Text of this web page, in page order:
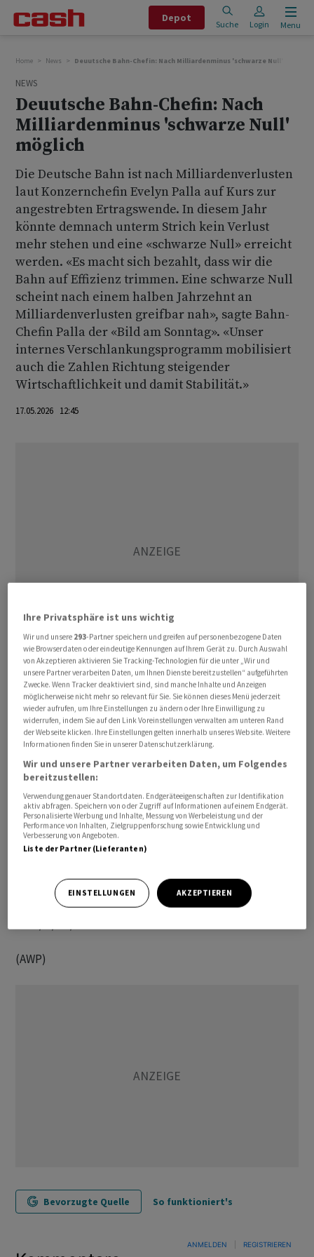
Depot
Suche Login Menu
Home News Deuutsche Bahn-Chefin: Nach Milliardenminus 'schwarze Null' möglich
NEWS
Deuutsche Bahn-Chefin: Nach
Milliardenminus 'schwarze Null'
möglich
Die Deutsche Bahn ist nach Milliardenverlusten
laut Konzernchefin Evelyn Palla auf Kurs zur
angestrebten Ertragswende. In diesem Jahr
könnte demnach unterm Strich kein Verlust
mehr stehen und eine «schwarze Null» erreicht
werden. «Es macht sich bezahlt, dass wir die
Bahn auf Effizienz trimmen. Eine schwarze Null
scheint nach einem halben Jahrzehnt an
Milliardenverlusten greifbar nah», sagte Bahn-
Chefin Palla der «Bild am Sonntag». «Unser
internes Verschlankungsprogramm mobilisiert
auch die Zahlen Richtung steigender
Wirtschaftlichkeit und damit Stabilität.»
17.05.2026 12:45
Für 2025 wies der Staatskonzern unterm Strich einen
Verlust von rund 2,3 Milliarden Euro aus - rund 0,5
Milliarden mehr als im Vorjahr. Zumindest operativ hat
die Bahn wieder schwarze Zahlen geschrieben: Das um
Sondereffekte bereinigte operative Ergebnis (Ebit)
verbesserte sich um 630 Millionen Euro auf plus 297
Millionen Euro, 2026 sollen es etwa 600 Millionen Euro
sein.
Bei der Bilanzvorlage Ende März hatte Palla gesagt,
dann wolle man auch einem positiven Konzernergebnis
2026 demnach auf etwa 28 Milliarden Euro steigen nach
Erlösen von rund 27 Milliarden Euro im vergangenen
(AWP)
Bevorzugte Quelle So funktioniert's
ANMELDEN REGISTRIEREN
Ihre Privatsphäre ist uns wichtig
Wir und unsere 293-Partner speichern und greifen auf personenbezogene Daten
wie Browserdaten oder eindeutige Kennungen auf Ihrem Gerät zu. Durch Auswahl
von Akzeptieren aktivieren Sie Tracking-Technologien für die unter „Wir und
unsere Partner verarbeiten Daten, um Ihnen Dienste bereitzustellen“ aufgeführten
Zwecke. Wenn Tracker deaktiviert sind, sind manche Inhalte und Anzeigen
möglicherweise nicht mehr so relevant für Sie. Sie können dieses Menü jederzeit
wieder aufrufen, um Ihre Einstellungen zu ändern oder Ihre Einwilligung zu
widerrufen, indem Sie auf den Link Voreinstellungen verwalten am unteren Rand
der Webseite klicken. Ihre Einstellungen gelten innerhalb unseres Website. Weitere
Informationen finden Sie in unserer Datenschutzerklärung.
Wir und unsere Partner verarbeiten Daten, um Folgendes
bereitzustellen:
Verwendung genauer Standortdaten. Endgeräteeigenschaften zur Identifikation
aktiv abfragen. Speichern von oder Zugriff auf Informationen auf einem Endgerät.
Personalisierte Werbung und Inhalte, Messung von Werbeleistung und der
Performance von Inhalten, Zielgruppenforschung sowie Entwicklung und
Verbesserung von Angeboten.
Liste der Partner (Lieferanten)
EINSTELLUNGEN AKZEPTIEREN